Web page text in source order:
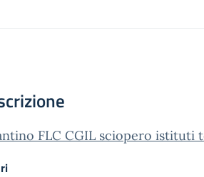
FLC CGIL sciopero istituti